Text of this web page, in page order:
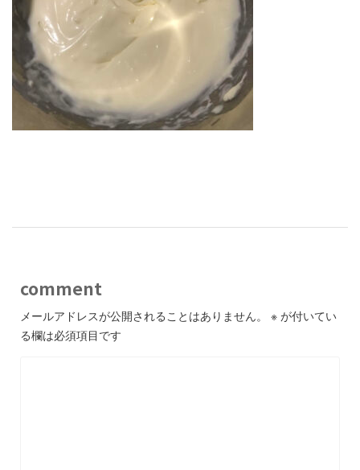
comment
メールアドレスが公開されることはありません。 ※ が付いてい
る欄は必須項目です